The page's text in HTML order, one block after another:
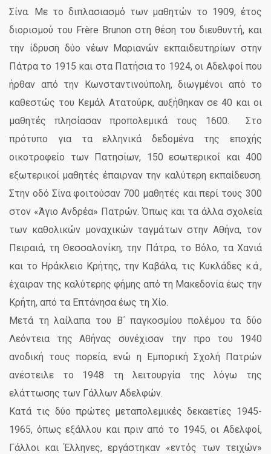
Σίνα. Με το διπλασιασμό των μαθητών το 1909, έτος
διορισμού του Frère Brunon στη θέση του διευθυντή, και
την ίδρυση δύο νέων Μαριανών εκπαιδευτηρίων στην
Πάτρα το 1915 και στα Πατήσια το 1924, οι Αδελφοί που
ήρθαν από την Κωνσταντινούπολη, διωγμένοι από το
καθεστώς του Κεμάλ Ατατούρκ, αυξήθηκαν σε 40 και οι
μαθητές πλησίασαν προπολεμικά τους 1600. Στο
πρότυπο για τα ελληνικά δεδομένα της εποχής
οικοτροφείο των Πατησίων, 150 εσωτερικοί και 400
εξωτερικοί μαθητές έπαιρναν την καλύτερη εκπαίδευση.
Στην οδό Σίνα φοιτούσαν 700 μαθητές και περί τους 300
στον «Άγιο Ανδρέα» Πατρών. Όπως και τα άλλα σχολεία
των καθολικών μοναχικών ταγμάτων στην Αθήνα, τον
Πειραιά, τη Θεσσαλονίκη, την Πάτρα, το Βόλο, τα Χανιά
και το Ηράκλειο Κρήτης, την Καβάλα, τις Κυκλάδες κ.ά.,
έχαιραν της καλύτερης φήμης από τη Μακεδονία έως την
Κρήτη, από τα Επτάνησα έως τη Χίο.
Μετά τη λαίλαπα του Β΄ παγκοσμίου πολέμου τα δύο
Λεόντεια της Αθήνας συνέχισαν την προ του 1940
ανοδική τους πορεία, ενώ η Εμπορική Σχολή Πατρών
ανέστειλε το 1948 τη λειτουργία της λόγω της
ελάττωσης των Γάλλων Αδελφών.
Κατά τις δύο πρώτες μεταπολεμικές δεκαετίες 1945-
1965, όπως εξάλλου και πριν από το 1945, οι Αδελφοί,
Γάλλοι και Έλληνες, εργάστηκαν «εντός των τειχών»